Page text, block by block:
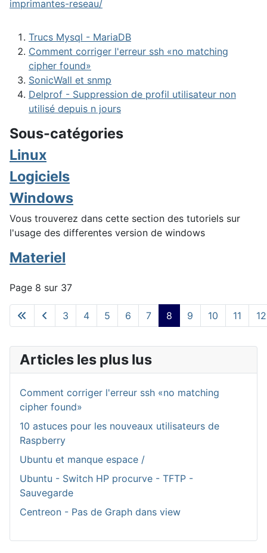
imprimantes-reseau/
Trucs Mysql - MariaDB
Comment corriger l'erreur ssh «no matching
cipher found»
SonicWall et snmp
Delprof - Suppression de profil utilisateur non
utilisé depuis n jours
Sous-catégories
Linux
Logiciels
Windows
Vous trouverez dans cette section des tutoriels sur
l'usage des differentes version de windows
Materiel
Page 8 sur 37
3 4 5 6 7 8 9 10 11 12
Articles les plus lus
Comment corriger l'erreur ssh «no matching
cipher found»
10 astuces pour les nouveaux utilisateurs de
Raspberry
Ubuntu et manque espace /
Ubuntu - Switch HP procurve - TFTP -
Sauvegarde
Centreon - Pas de Graph dans view